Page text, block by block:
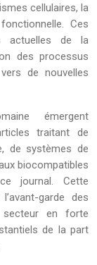
cellulaires, la
Ces
actuelles de la
des processus
de nouvelles
émergent
traitant de
de systèmes de
biocompatibles
journal. Cette
garde des
secteur en forte
de la part